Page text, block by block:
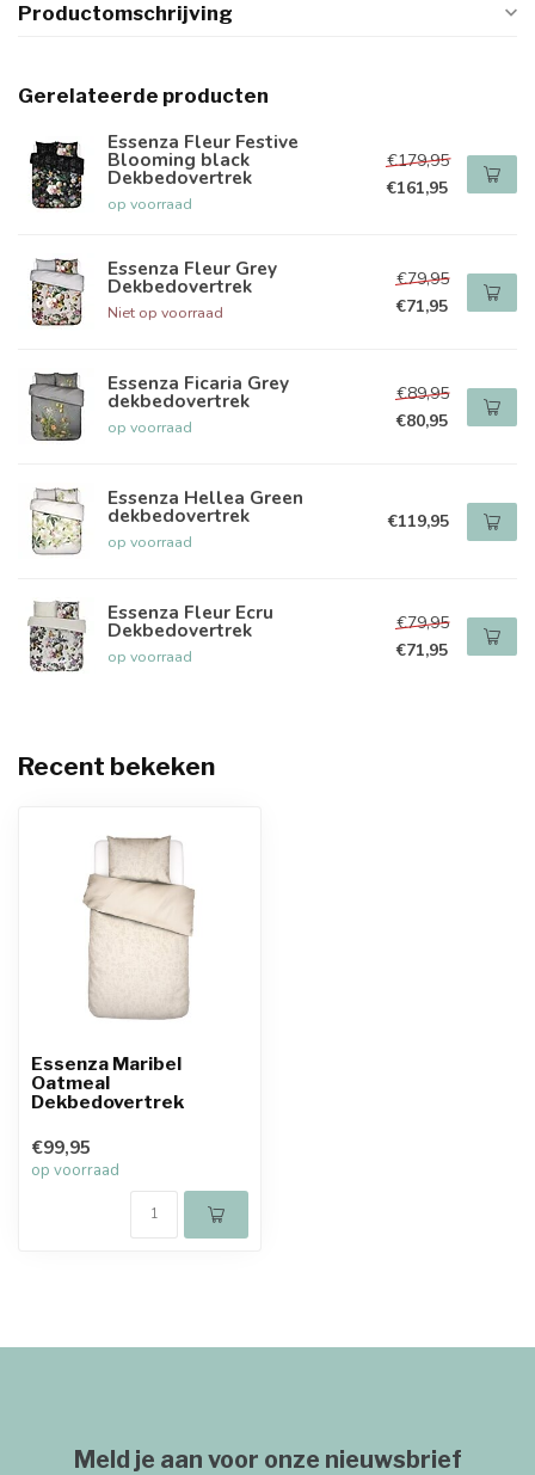
Productomschrijving
Gerelateerde producten
Essenza Fleur Festive
Blooming black
Dekbedovertrek
op voorraad
€179,95
€161,95
Essenza Fleur Grey
Dekbedovertrek
Niet op voorraad
€79,95
€71,95
Essenza Ficaria Grey
dekbedovertrek
op voorraad
€89,95
€80,95
Essenza Hellea Green
dekbedovertrek
op voorraad
€119,95
Essenza Fleur Ecru
Dekbedovertrek
op voorraad
€79,95
€71,95
Recent bekeken
Essenza Maribel
Oatmeal
Dekbedovertrek
€99,95
op voorraad
Meld je aan voor onze nieuwsbrief